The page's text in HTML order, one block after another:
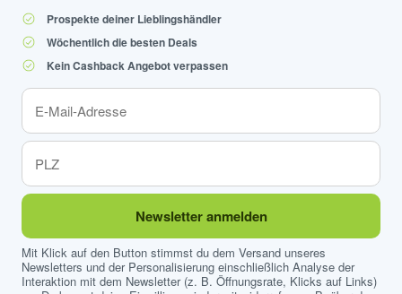
Prospekte deiner Lieblingshändler
Wöchentlich die besten Deals
Kein Cashback Angebot verpassen
Newsletter anmelden
Mit Klick auf den Button stimmst du dem Versand unseres
Newsletters und der Personalisierung einschließlich Analyse der
Interaktion mit dem Newsletter (z. B. Öffnungsrate, Klicks auf Links)